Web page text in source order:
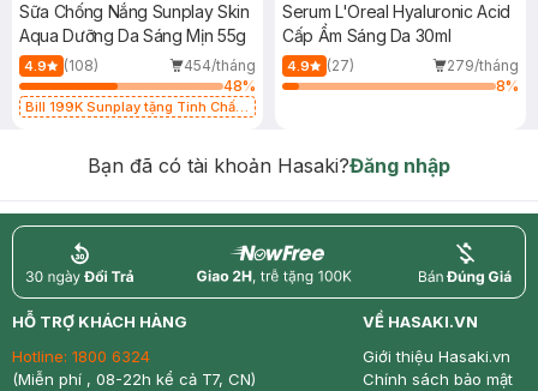
Sữa Chống Nắng Sunplay Skin
Aqua Dưỡng Da Sáng Mịn 55g
4.9 (108)
454/tháng
48%
Bill 199K Sunplay tặng Tinh Chất
Serum L'Oreal Hyaluronic Acid
Cấp Ẩm Sáng Da 30ml
4.9 (27)
279/tháng
8%
Bạn đã có tài khoản Hasaki?Đăng nhập
return nowfree price
HỖ TRỢ KHÁCH HÀNG
Hotline: 1800 6324
(Miễn phí , 08-22h kể cả T7, CN)
VỀ HASAKI.VN
Giới thiệu Hasaki.vn
Chính sách bảo mật